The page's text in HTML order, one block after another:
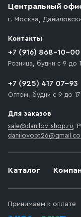
Каталог
Принимаем к оплате
Центральный
г. Москва,
Контакты
+7 (916) 868-10-00
Розница, будни с 9 до
+7 (925) 417 07-93
Оптом, будни с 9 до 17
Для заказов
sale@danilov-shop.ru,